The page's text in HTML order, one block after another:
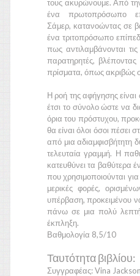
τους ακυρώνουμε. Από
ένα πρωτοπρόσωπο
Σάμερ, κατανοώντας σε
ένα τριτοπρόσωπο
πως αντιλαμβάνονται τις
παρατηρητές,
πρίσματα, όπως ακριβώς
Η ροή της αφήγησης
έτσι το σύνολο ώστε να
όρια του πρόστυχου,
θα είναι όλοι όσοι πέσει
από μια αδιαμφισβήτητη
τελευταία γραμμή. Η
κατευθύνει τα βαθύτερα
που χρησιμοποιούνται
μερικές φορές,
υπέρβαση, προκειμένου
πάνω σε μια πολύ λεπτή
έκπληξη.
Βαθμολογία 8,5/10
Ταυτότητα βιβλίου:
Συγγραφέας: Vina Jackson